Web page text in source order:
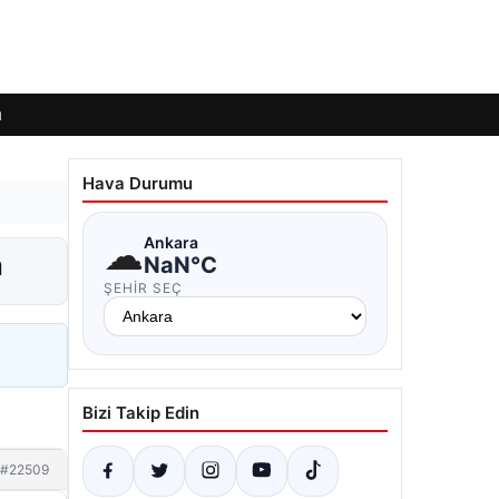
#22509
Hava Durumu
☁Ankara
NaN°C
ŞEHIR SEÇ
Bizi Takip Edin